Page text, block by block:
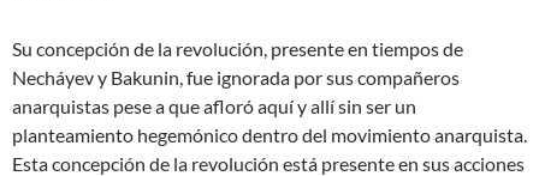
Su concepción de la revolución, presente en tiempos de
Necháyev y Bakunin, fue ignorada por sus compañeros
anarquistas pese a que afloró aquí y allí sin ser un
planteamiento hegemónico dentro del movimiento anarquista.
Esta concepción de la revolución está presente en sus acciones